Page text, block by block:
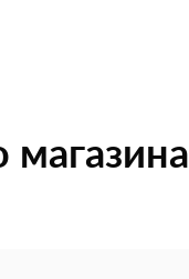
магазина